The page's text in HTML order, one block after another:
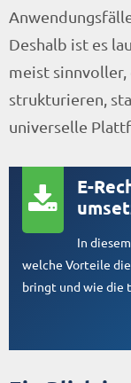
Deshalb ist es
meist sinnvoller,
strukturieren,
universelle
E-
In
welche Vorteile
bringt und wie die